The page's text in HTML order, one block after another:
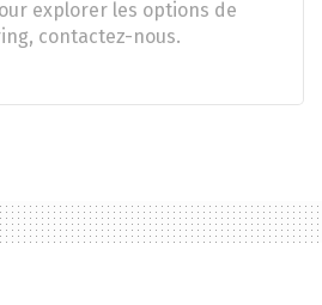
explorer les options de
contactez-nous.